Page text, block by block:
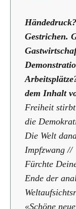
Gestrichen.
dem Inhalt
Freiheit
die
Die Welt
Impfzwang //
Fürchte
Ende der
«Schöne